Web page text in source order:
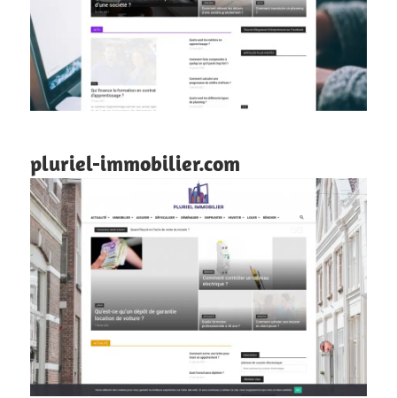
pluriel-immobilier.com